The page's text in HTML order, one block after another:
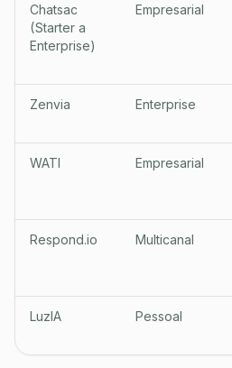
Chatsac
(Starter a
Enterprise)
Empresarial
Zenvia Enterprise
WATI Empresarial
Respond.io Multicanal
LuzIA Pessoal